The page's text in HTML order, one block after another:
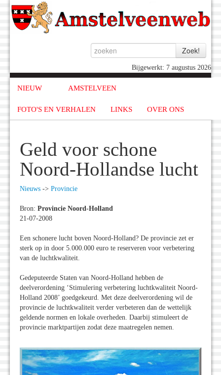
Bijgewerkt: 7 augustus 2026
NIEUW AMSTELVEEN
FOTO'S EN VERHALEN LINKS OVER ONS
Geld voor schone
Noord-Hollandse lucht
Nieuws -> Provincie
Bron: Provincie Noord-Holland
21-07-2008
Een schonere lucht boven Noord-Holland? De provincie zet er
sterk op in door 5.000.000 euro te reserveren voor verbetering
van de luchtkwaliteit.
Gedeputeerde Staten van Noord-Holland hebben de
deelverordening ‘Stimulering verbetering luchtkwaliteit Noord-
Holland 2008’ goedgekeurd. Met deze deelverordening wil de
provincie de luchtkwaliteit verder verbeteren dan de wettelijk
geldende normen en lokale overheden. Daarbij stimuleert de
provincie marktpartijen zodat deze maatregelen nemen.